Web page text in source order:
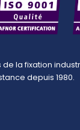
la fixation
depuis 1980.